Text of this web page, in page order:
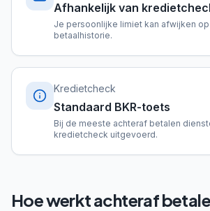
Afhankelijk van
Je persoonlijke limiet kan afwijken
betaalhistorie.
Kredietcheck
Standaard BKR-toets
Bij de meeste achteraf betalen
kredietcheck uitgevoerd.
Hoe werkt achteraf